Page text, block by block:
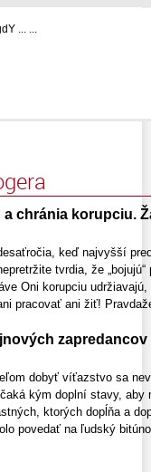
... ...
a chránia korupciu.
keď najvyšší
tvrdia, že
Oni korupciu
pracovať ani žiť!
dobyť víťazstvo sa
kým doplní stavy,
ktorých dopĺňa a
povedať na ľudský